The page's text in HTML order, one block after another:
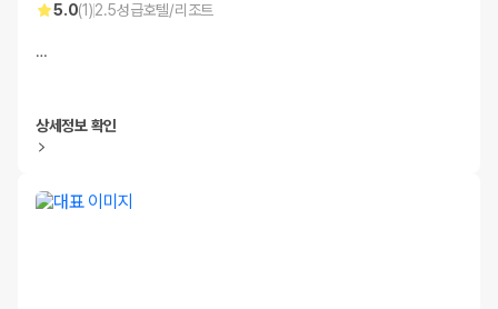
5.0(1)2.5성급호텔/리조트
…
상세정보 확인